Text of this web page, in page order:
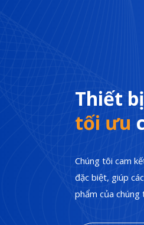
Thiết
tối ưu
Chúng tôi cam
đặc biệt, giúp
phẩm của